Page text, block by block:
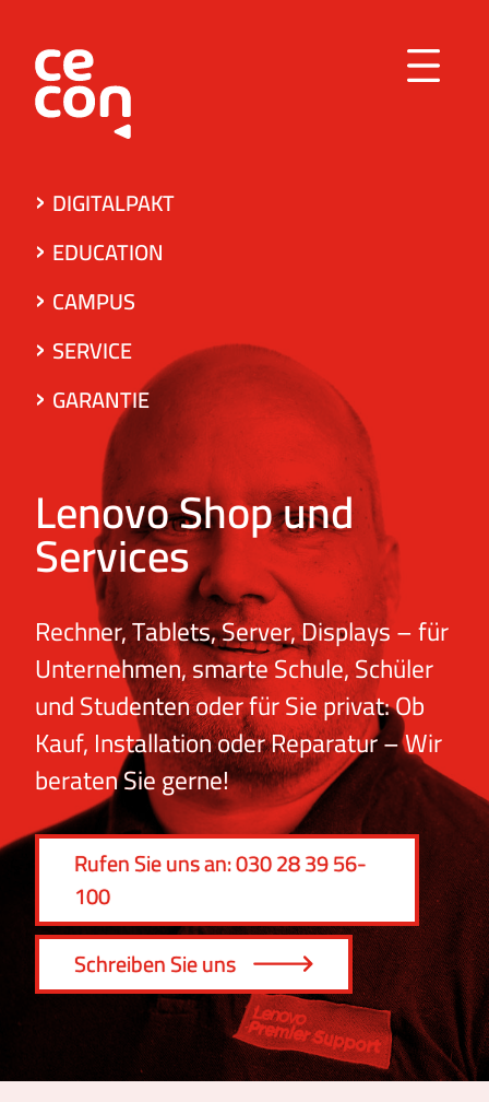
DIGITALPAKT
EDUCATION
CAMPUS
SERVICE
GARANTIE
Lenovo Shop und
Services
Rechner, Tablets, Server, Displays – für
Unternehmen, smarte Schule, Schüler
und Studenten oder für Sie privat: Ob
Kauf, Installation oder Reparatur – Wir
beraten Sie gerne!
Rufen Sie uns an: 030 28 39 56-
100
Schreiben Sie uns